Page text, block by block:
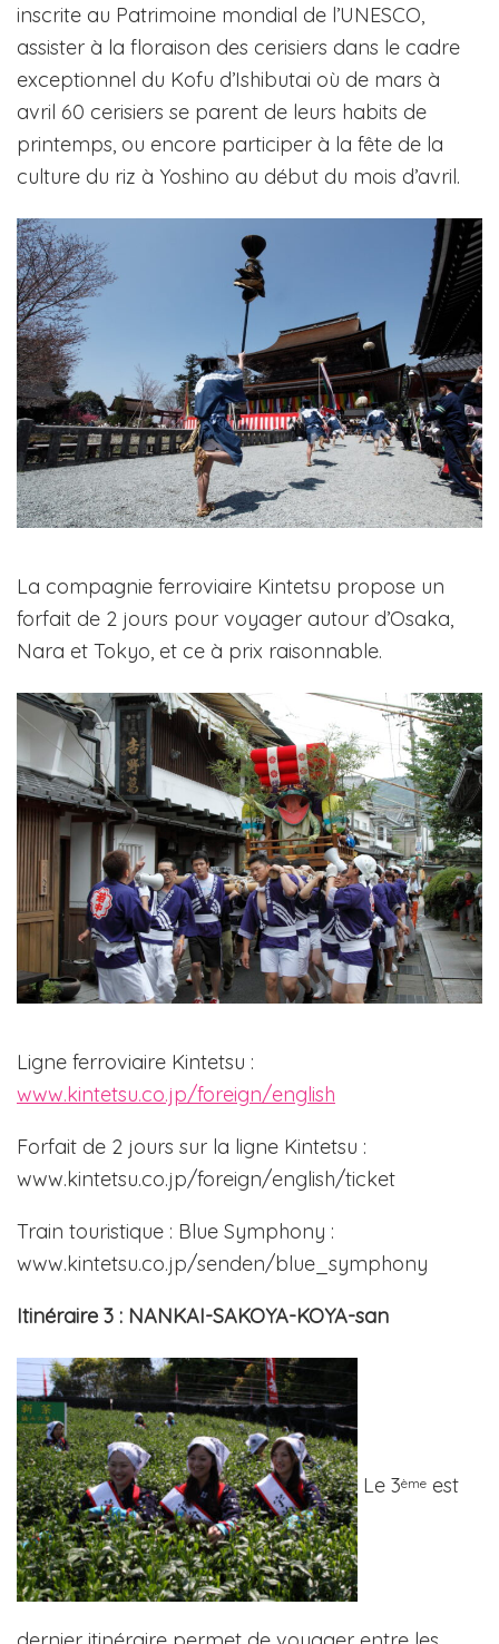
inscrite au Patrimoine mondial de l’UNESCO,
assister à la floraison des cerisiers dans le cadre
exceptionnel du Kofu d’Ishibutai où de mars à
avril 60 cerisiers se parent de leurs habits de
printemps, ou encore participer à la fête de la
culture du riz à Yoshino au début du mois d’avril.
La compagnie ferroviaire Kintetsu propose un
forfait de 2 jours pour voyager autour d’Osaka,
Nara et Tokyo, et ce à prix raisonnable.
Ligne ferroviaire Kintetsu :
www.kintetsu.co.jp/foreign/english
Forfait de 2 jours sur la ligne Kintetsu :
www.kintetsu.co.jp/foreign/english/ticket
Train touristique : Blue Symphony :
www.kintetsu.co.jp/senden/blue_symphony
Itinéraire 3 : NANKAI-SAKOYA-KOYA-san
Le 3ème est